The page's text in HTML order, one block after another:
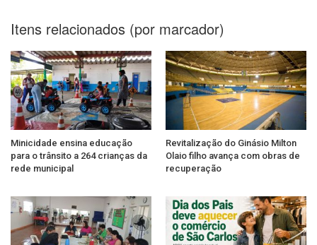
Itens relacionados (por marcador)
Minicidade ensina educação
para o trânsito a 264 crianças da
rede municipal
Revitalização do Ginásio Milton
Olaio filho avança com obras de
recuperação